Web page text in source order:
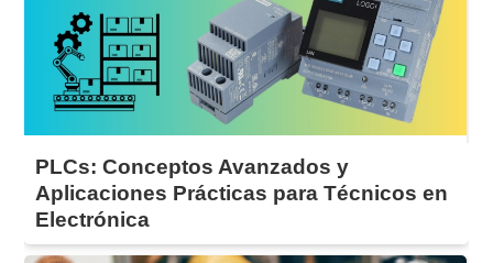
PLCs: Conceptos Avanzados y
Aplicaciones Prácticas para Técnicos en
Electrónica